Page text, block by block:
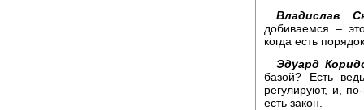
Владислав
добиваемся –
когда есть
Эдуард
базой? Есть
регулируют, и,
есть закон.